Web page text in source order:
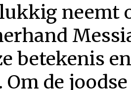
neemt
betekenis
Om de